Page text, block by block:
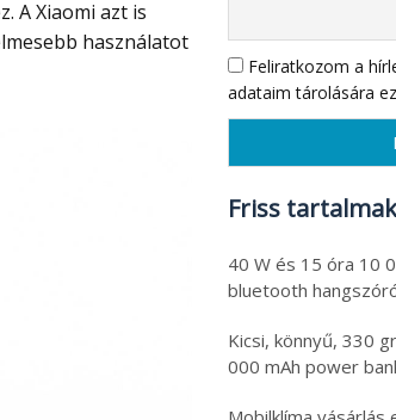
A Xiaomi azt is
használatot
Feliratkozom a
adataim tárolására
Friss tartalmak
40 W és 15 óra 10
bluetooth hangszóró
Kicsi, könnyű, 330
000 mAh power